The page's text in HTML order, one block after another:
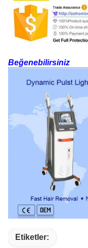
Beğenebilirsiniz
Etiketler: